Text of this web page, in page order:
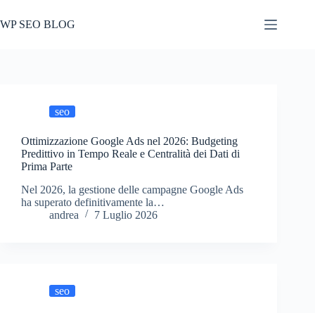
al
contenuto
WP SEO BLOG
seo
Ottimizzazione Google Ads nel 2026: Budgeting
Predittivo in Tempo Reale e Centralità dei Dati di
Prima Parte
Nel 2026, la gestione delle campagne Google Ads
ha superato definitivamente la…
andrea
7 Luglio 2026
seo